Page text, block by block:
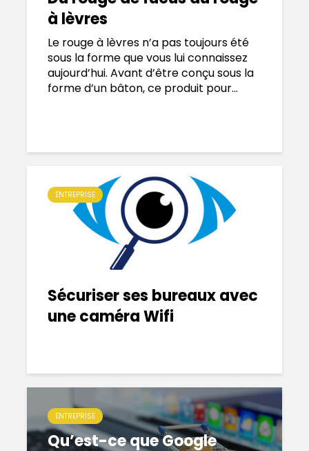
à lèvres
Le rouge à lèvres n’a pas toujours été
sous la forme que vous lui connaissez
aujourd’hui. Avant d’être conçu sous la
forme d’un bâton, ce produit pour...
ENTREPRISE
Sécuriser ses bureaux avec
une caméra Wifi
ENTREPRISE
Qu’est-ce que Google